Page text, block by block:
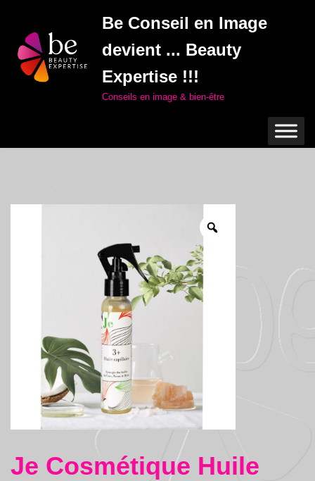
Aller
au
contenu
Be Conseil en Image
devient ... Beauty
Expertise !!!
Conseils en image & bien-être
Je Cosmétique Huile